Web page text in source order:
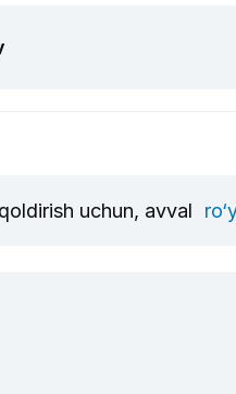
uchun, avval